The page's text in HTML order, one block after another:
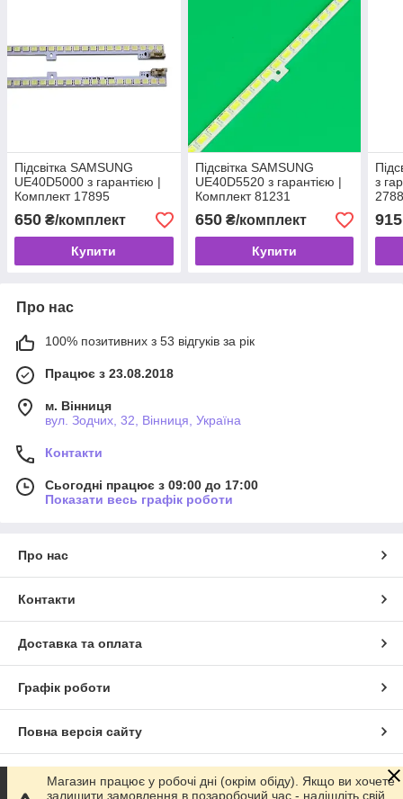
Підсвітка SAMSUNG
UE40D5000 з гарантією |
Комплект 17895
650 ₴/комплект
Купити
Підсвітка SAMSUNG
UE40D5520 з гарантією |
Комплект 81231
650₴/комплект
Купити
з
915
Про нас
100% позитивних з 53 відгуків за рік
Працює з 23.08.2018
м. Вінниця
вул. Зодчих, 32, Вінниця, Україна
Контакти
Сьогодні працює з 09:00 до 17:00
Показати весь графік роботи
Про нас
Контакти
Доставка та оплата
Графік роботи
Повна версія сайту
Сайт створено на маркетплейсіProm.ua
Магазин працює у робочі дні (окрім обіду). Якщо ви хочете
залишити замовлення в позаробочий час - надішліть свій